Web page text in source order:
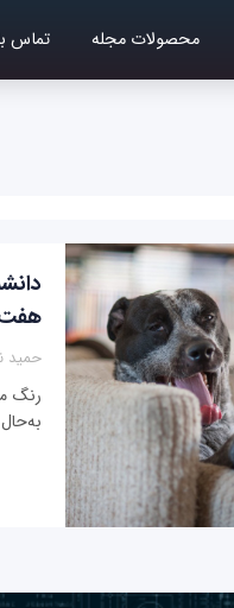
محصولات مجله تماس
حمید
رنگ